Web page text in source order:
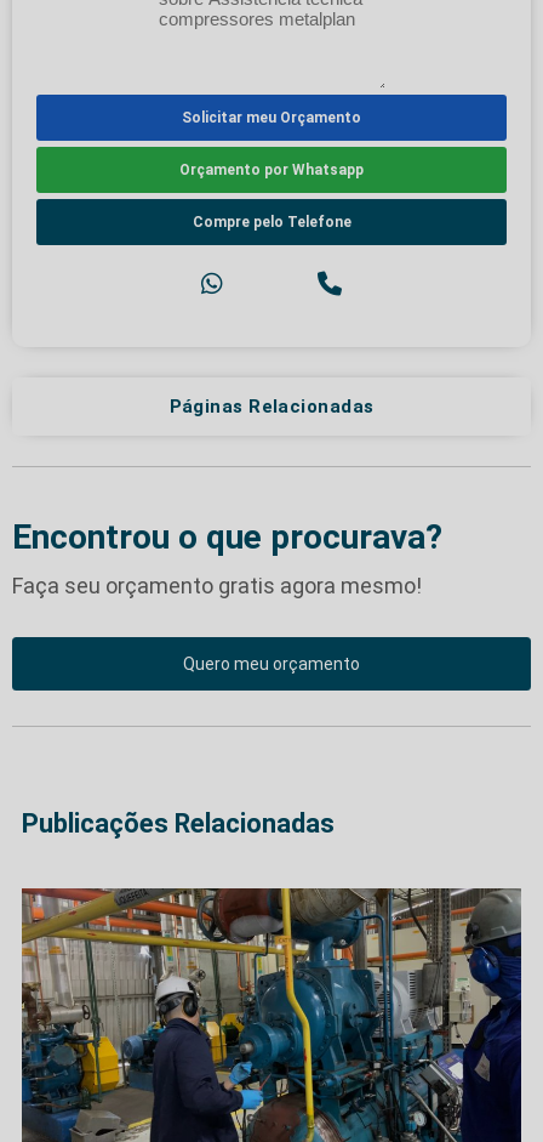
Solicitar meu Orçamento
Orçamento por Whatsapp
Compre pelo Telefone
Páginas Relacionadas
Encontrou o que procurava?
Faça seu orçamento gratis agora mesmo!
Quero meu orçamento
Publicações Relacionadas